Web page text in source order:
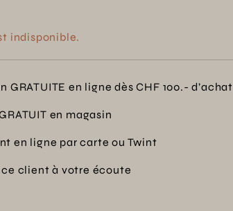
indisponible.
GRATUITE en ligne dès CHF 100.- d’achat
en magasin
en ligne par carte ou Twint
client à votre écoute